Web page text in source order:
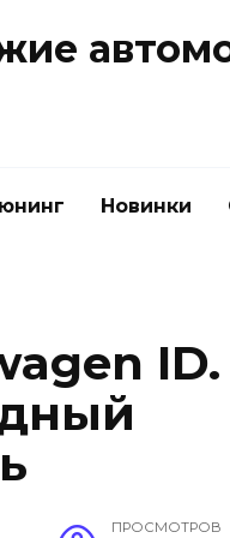
Новинки
ПРОСМОТРОВ